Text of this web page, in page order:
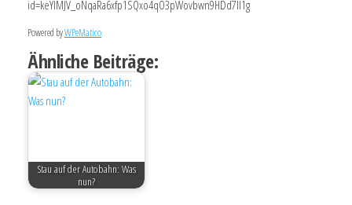
id=keYlMJV_oNqaRa6xfp1SQxo4qO3pWovbwn9HDd7Il1g
Powered byWPeMatico
Ähnliche Beiträge:
Stau auf der Autobahn: Was
nun?